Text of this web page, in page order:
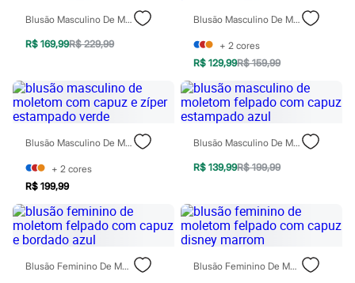
Personagens
Blusas e Camisetas
Casacos e Jaquetas
Jeans
Moda esportiva
Todos os produtos
Infantil
Em alta
Arrumadinho para os meninos
Romântico para as meninas
Inverno
Novidades
Roupas menina
0 a 24 meses
1 a 5 anos
Blusão Masculino De Moletom Gola Alta Peanuts Verde
R$ 169,99R$ 229,99
Blusão Masculino De Moletom Gola Alta Com Zíper Preto
+ 2 cores
R$ 129,99R$ 159,99
Blusão Masculino De Moletom Com Capuz E Zíper Estampado Verde
+ 2 cores
R$ 199,99
Blusão Masculino De Moletom Felpado Com Capuz Estampado Azul
R$ 139,99R$ 199,99
Blusão Feminino De Moletom Felpado Com Capuz E Bordado Azul Blusão Feminino De Moletom Felpado Com Capuz Disney Marrom